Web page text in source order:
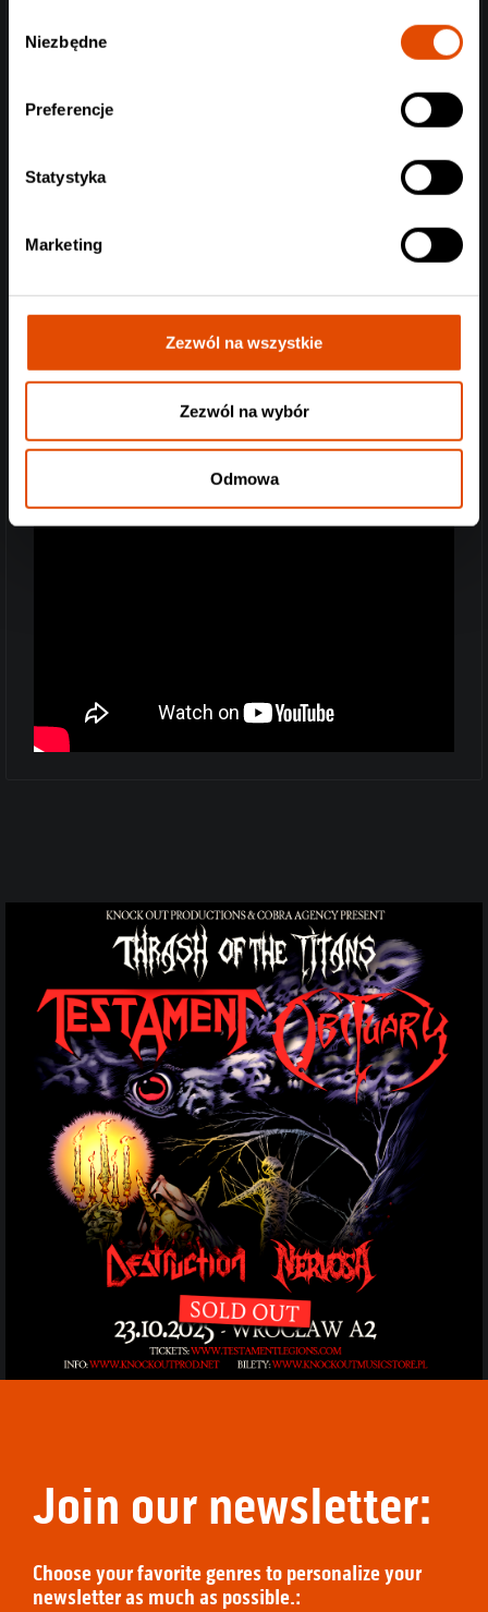
zgody
Niezbędne
Preferencje
Statystyka
Marketing
Zezwól na wszystkie
Zezwól na wybór
Odmowa
Join our newsletter:
Choose your favorite genres to personalize your
newsletter as much as possible.: